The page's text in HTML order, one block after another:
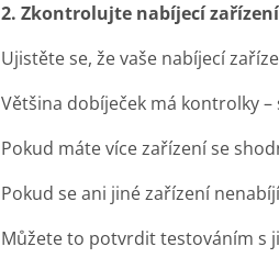
2. Zkontrolujte nabíjecí
Ujistěte se, že vaše nabíjecí
Většina dobíječek má kontrolky
Pokud máte více zařízení se
Pokud se ani jiné zařízení
Můžete to potvrdit testováním s